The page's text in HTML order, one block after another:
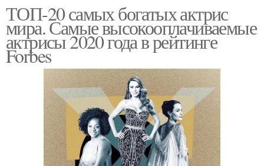
ТОП-20 самых богатых актрис
мира. Самые высокооплачиваемые
актрисы 2020 года в рейтинге
Forbes